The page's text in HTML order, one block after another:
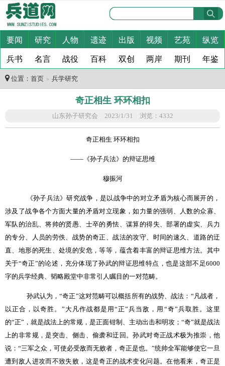
要闻 研究 人物 遗迹 出版 视频 艺苑 纵览
兵书 名言 战役 百科 双创 两岸 期刊 年鉴
位置： 首页 ＞ 兵学研究
奇正相生 环环相扣
山东孙子研究会 2023/1/31 浏览：4332
奇正相生 环环相扣
——《孙子兵法》的辩证思维
穆振河
《孙子兵法》研究战争，是以战争中的对立矛盾为核心而展开的，
涉及了战争各个方面大量的矛盾对立现象，如力量的强弱、人数的众寡、
军队的治乱、将帅的贤愚、士卒的勇怯、谋算的得失、部署的虚实、兵力
的专分、人员的劳佚、战势的奇正、战法的攻守、时间的速久、道路的迂
直、地形的死生、处境的安危，等等，蕴含着丰富的辩证思维方法。其中
关于“奇正”的论述，充分体现了孙武的辩证思维特点，也是这部不足6000
字的兵学经典、韬略殿堂中非常引人瞩目的一对范畴。
孙武认为，“奇正”这对范畴可以概括所有的战势、战法：“凡战者，
以正合，以奇胜。”大凡作战都是用“正”兵当敌，用“奇”兵取胜。这里
的“正”，就是战法上的常规，是正面钳制、主动出击和明攻；“奇”就是战法
上的非常规，是突击、侧击、偷袭和迂回。孙武对奇正战术极为推崇，他
说：“三军之众，可使必受敌而无败者，奇正是也。”统帅全军能够使它一旦
遭到敌人进攻而不致失败，这是奇正的战术变化问题。在他看来，奇正是